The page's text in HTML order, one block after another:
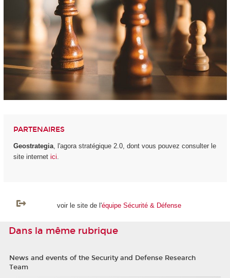
PARTENAIRES
Geostrategia, l'agora stratégique 2.0, dont vous pouvez consulter le
site internet ici.
voir le site de l'équipe Sécurité & Défense
Dans la même rubrique
News and events of the Security and Defense Research
Team